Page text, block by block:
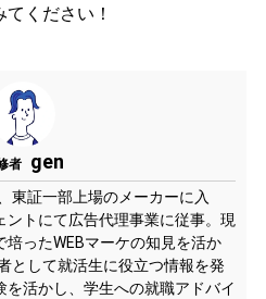
ください！
者 gen
東証一部上場のメーカーに入
ントにて広告代理事業に従事。現
ったWEBマーケの知見を活か
として就活生に役立つ情報を発
活かし、学生への就職アドバイ